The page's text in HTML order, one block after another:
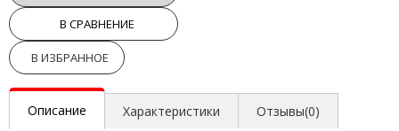
В СРАВНЕНИЕ
В ИЗБРАННОЕ
Описание Характеристики Отзывы(0)